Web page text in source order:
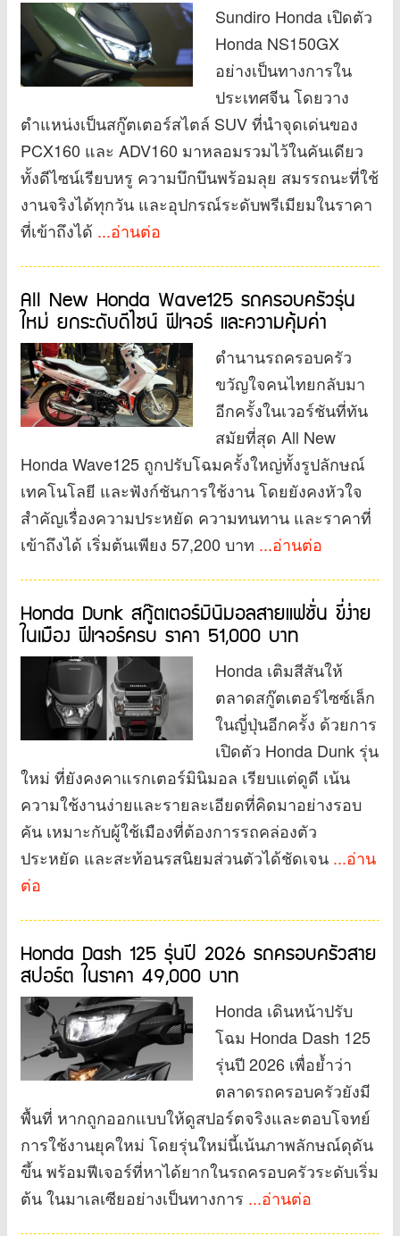
Sundiro Honda เปิดตัว
Honda NS150GX
อย่างเป็นทางการใน
ประเทศจีน โดยวาง
ตำแหน่งเป็นสกู๊ตเตอร์สไตล์ SUV ที่นำจุดเด่นของ
PCX160 และ ADV160 มาหลอมรวมไว้ในคันเดียว
ทั้งดีไซน์เรียบหรู ความบึกบึนพร้อมลุย สมรรถนะที่ใช้
งานจริงได้ทุกวัน และอุปกรณ์ระดับพรีเมียมในราคา
ที่เข้าถึงได้ ...อ่านต่อ
All New Honda Wave125 รถครอบครัวรุ่น
ใหม่ ยกระดับดีไซน์ ฟีเจอร์ และความคุ้มค่า
ตำนานรถครอบครัว
ขวัญใจคนไทยกลับมา
อีกครั้งในเวอร์ชันที่ทัน
สมัยที่สุด All New
Honda Wave125 ถูกปรับโฉมครั้งใหญ่ทั้งรูปลักษณ์
เทคโนโลยี และฟังก์ชันการใช้งาน โดยยังคงหัวใจ
สำคัญเรื่องความประหยัด ความทนทาน และราคาที่
เข้าถึงได้ เริ่มต้นเพียง 57,200 บาท ...อ่านต่อ
Honda Dunk สกู๊ตเตอร์มินิมอลสายแฟชั่น ขี่ง่าย
ในเมือง ฟีเจอร์ครบ ราคา 51,000 บาท
Honda เติมสีสันให้
ตลาดสกู๊ตเตอร์ไซซ์เล็ก
ในญี่ปุ่นอีกครั้ง ด้วยการ
เปิดตัว Honda Dunk รุ่น
ใหม่ ที่ยังคงคาแรกเตอร์มินิมอล เรียบแต่ดูดี เน้น
ความใช้งานง่ายและรายละเอียดที่คิดมาอย่างรอบ
คัน เหมาะกับผู้ใช้เมืองที่ต้องการรถคล่องตัว
ประหยัด และสะท้อนรสนิยมส่วนตัวได้ชัดเจน ...อ่าน
ต่อ
Honda Dash 125 รุ่นปี 2026 รถครอบครัวสาย
สปอร์ต ในราคา 49,000 บาท
Honda เดินหน้าปรับ
โฉม Honda Dash 125
รุ่นปี 2026 เพื่อย้ำว่า
ตลาดรถครอบครัวยังมี
พื้นที่ หากถูกออกแบบให้ดูสปอร์ตจริงและตอบโจทย์
การใช้งานยุคใหม่ โดยรุ่นใหม่นี้เน้นภาพลักษณ์ดุดัน
ขึ้น พร้อมฟีเจอร์ที่หาได้ยากในรถครอบครัวระดับเริ่ม
ต้น ในมาเลเซียอย่างเป็นทางการ ...อ่านต่อ